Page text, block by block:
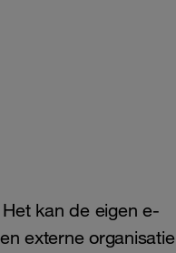
kan de eigen e-
externe organisatie